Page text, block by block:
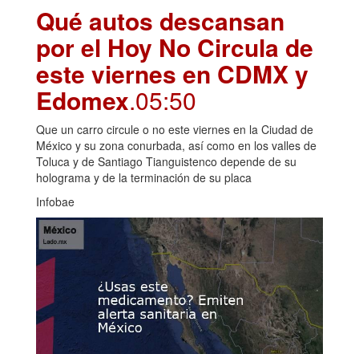
Qué autos descansan
por el Hoy No Circula de
este viernes en CDMX y
Edomex.05:50
Que un carro circule o no este viernes en la Ciudad de
México y su zona conurbada, así como en los valles de
Toluca y de Santiago Tianguistenco depende de su
holograma y de la terminación de su placa
Infobae